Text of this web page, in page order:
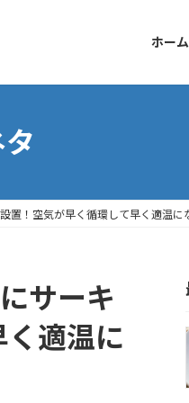
ホーム
置！空気が早く循環して早く適温に
サーキ
適温に